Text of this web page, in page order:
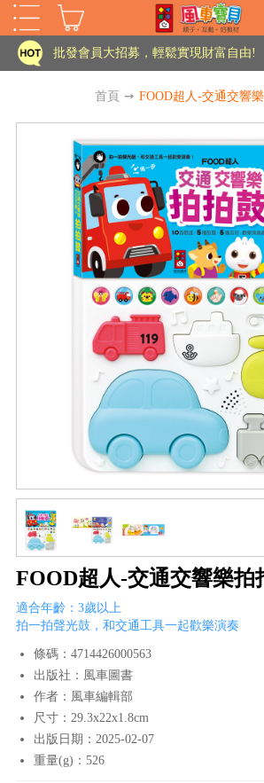
HOT
批發會員大招募，輕鬆實現財富自由!
老師您好!!幼教會員火熱招募中~
海外購物免煩惱！點我查看『海外購物
批發會員大招募，輕鬆實現財富自由!
老師您好!!幼教會員火熱招募中~
海外購物免煩惱！點我查看『海外購物
首頁 ➙ FOOD超人-交通交響
FOOD超人-交通交響樂拍
適合年齡：3歲以上
拍一拍聲光鼓，和交通工具一起歡樂演奏
條碼：4714426000563
出版社：風車圖書
作者：風車編輯部
尺寸：29.3x22x1.8cm
出版日期：2025-02-07
重量(g)：526